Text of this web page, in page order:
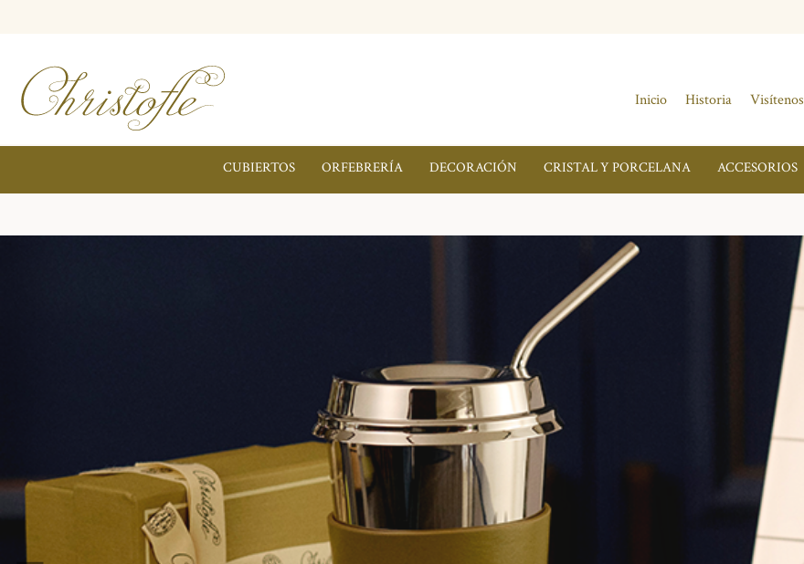
Inicio Historia Visítenos
CUBIERTOS ORFEBRERÍA DECORACIÓN CRISTAL Y PORCELANA ACCESORIOS